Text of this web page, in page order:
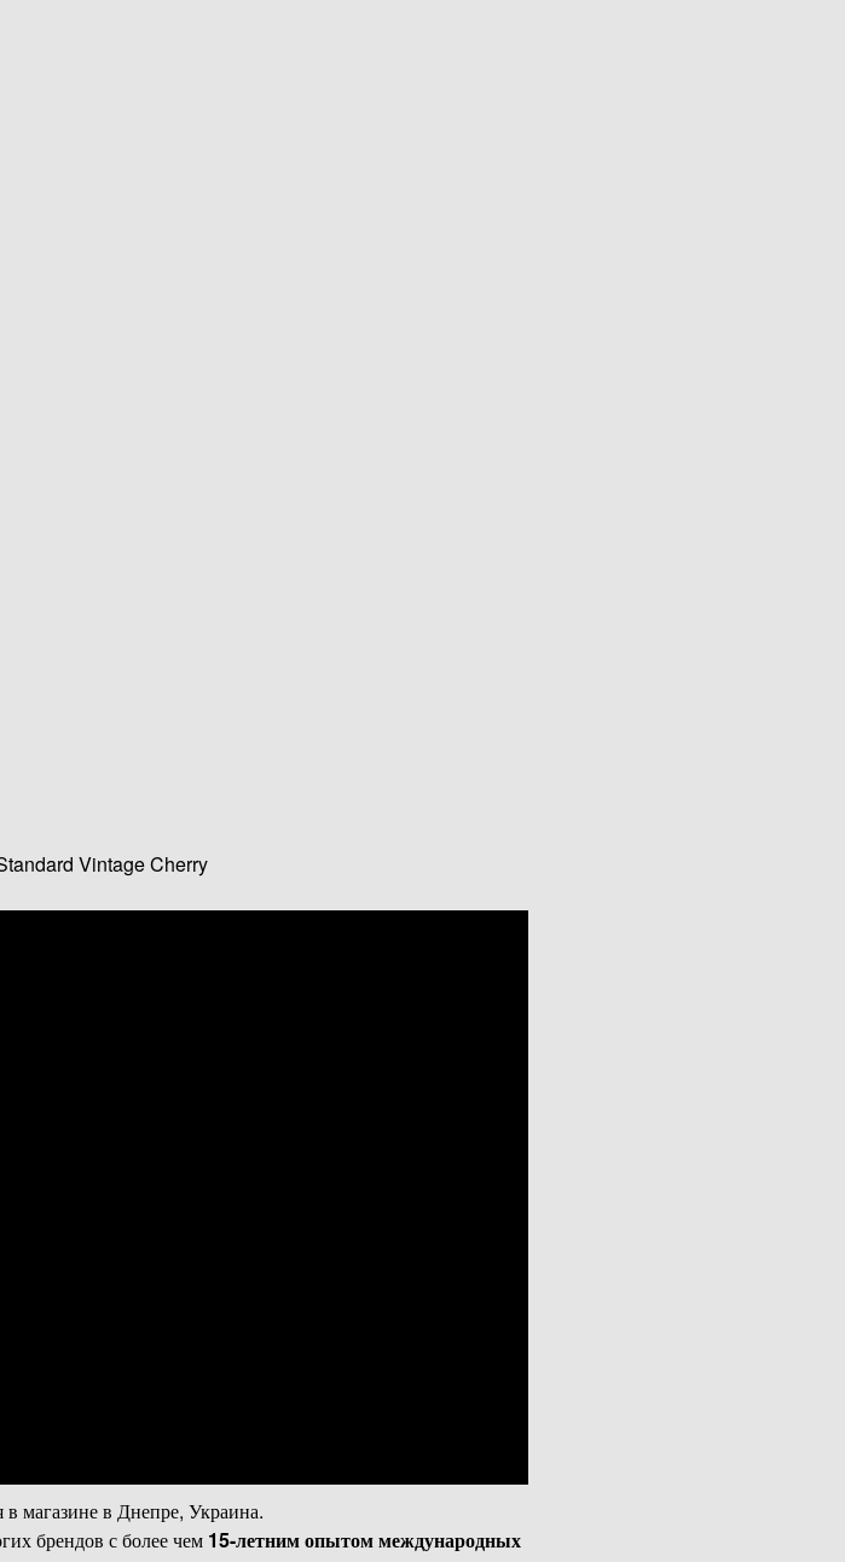
Vintage Cherry
магазине в Днепре, Украина.
брендов с более чем 15-летним опытом международных